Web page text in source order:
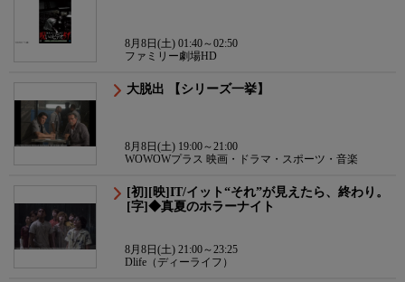
8月8日(土) 01:40～02:50
ファミリー劇場HD
大脱出 【シリーズ一挙】
8月8日(土) 19:00～21:00
WOWOWプラス 映画・ドラマ・スポーツ・音楽
[初][映]IT/イット“それ”が見えたら、終わり。
[字]◆真夏のホラーナイト
8月8日(土) 21:00～23:25
Dlife（ディーライフ）